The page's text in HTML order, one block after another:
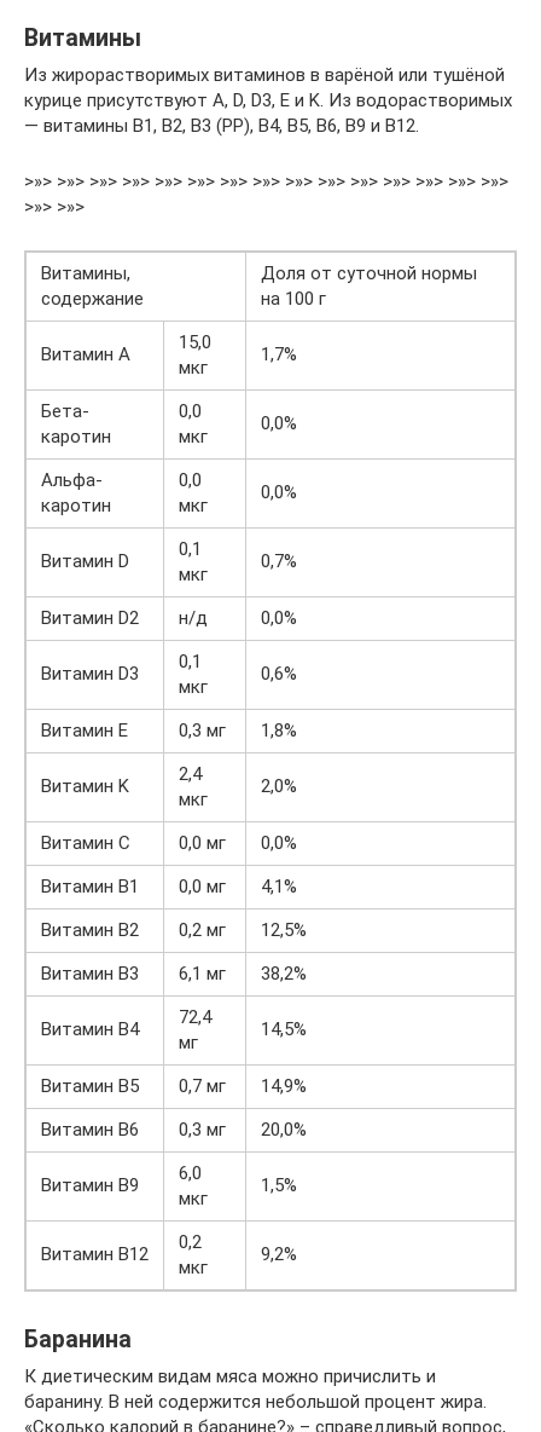
Витамины
Из жирорастворимых витаминов в варёной или тушёной
курице присутствуют A, D, D3, E и K. Из водорастворимых
— витамины B1, B2, B3 (PP), B4, B5, B6, B9 и B12.
>»> >»> >»> >»> >»> >»> >»> >»> >»> >»> >»> >»> >»> >»> >»>
>»> >»>
Витамины,
содержание
Доля от суточной нормы
на 100 г
Витамин A
15,0
мкг
1,7%
Бета-
каротин
0,0
мкг
0,0%
Альфа-
каротин
0,0
мкг
0,0%
Витамин D
0,1
мкг
0,7%
Витамин D2 н/д 0,0%
Витамин D3
0,1
мкг
0,6%
Витамин E 0,3 мг 1,8%
Витамин K
2,4
мкг
2,0%
Витамин C 0,0 мг
0,0%
Витамин B1
0,0 мг
4,1%
Витамин B2
0,2 мг
12,5%
Витамин B3
6,1 мг 38,2%
Витамин B4
72,4
мг
14,5%
Витамин B5 0,7 мг
14,9%
Витамин B6
0,3 мг 20,0%
Витамин B9
6,0
мкг
1,5%
Витамин B12
0,2
мкг
9,2%
Баранина
К диетическим видам мяса можно причислить и
баранину. В ней содержится небольшой процент жира.
«Сколько калорий в баранине?» – справедливый вопрос,